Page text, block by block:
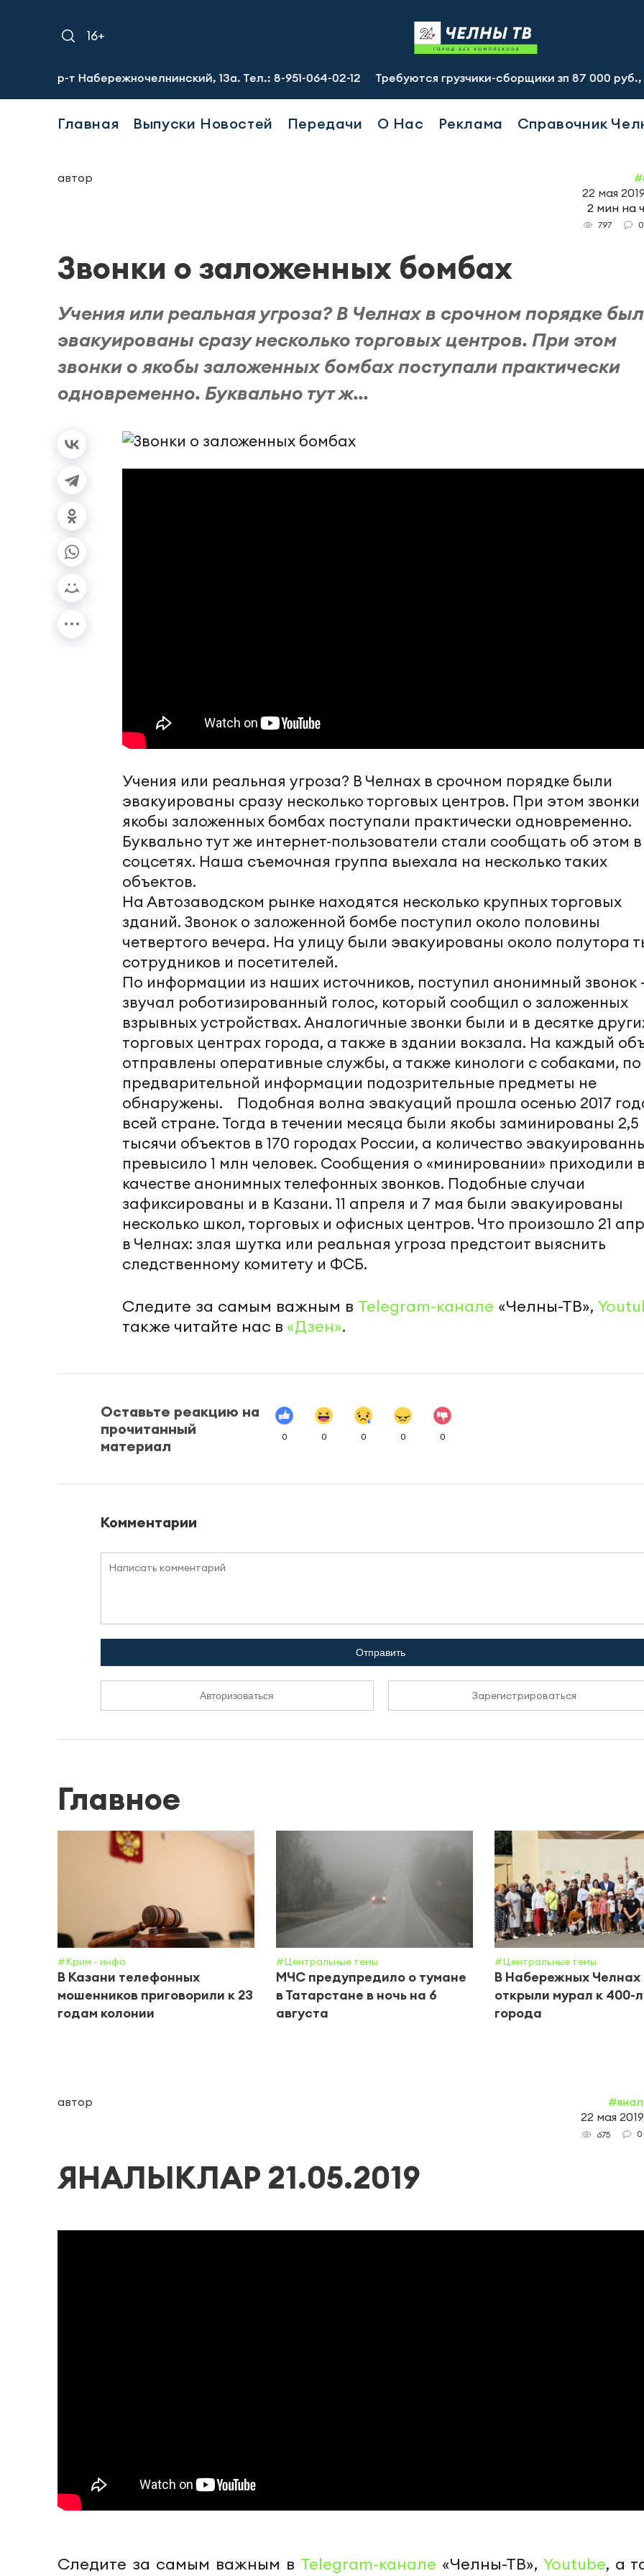
16+
т Набережночелнинский, 13а. Тел.: 8-951-064-02-12 Требуются грузчики-сборщики зп 87 000 руб.,
Главная Выпуски Новостей Передачи О Нас Реклама Справочник
автор
22 мая
2 мин на
797 0
Звонки о заложенных бомбах
Учения или реальная угроза? В Челнах в срочном порядке
эвакуированы сразу несколько торговых центров. При этом
звонки о якобы заложенных бомбах поступали практически
одновременно. Буквально тут ж...
Учения или реальная угроза? В Челнах в срочном порядке были
эвакуированы сразу несколько торговых центров. При этом звонки
якобы заложенных бомбах поступали практически одновременно.
Буквально тут же интернет-пользователи стали сообщать об этом в
соцсетях. Наша съемочная группа выехала на несколько таких
объектов.
На Автозаводском рынке находятся несколько крупных торговых
зданий. Звонок о заложенной бомбе поступил около половины
четвертого вечера. На улицу были эвакуированы около полутора
сотрудников и посетителей.
По информации из наших источников, поступил анонимный звонок -
звучал роботизированный голос, который сообщил о заложенных
взрывных устройствах. Аналогичные звонки были и в десятке
торговых центрах города, а также в здании вокзала. На каждый
отправлены оперативные службы, а также кинологи с собаками, по
предварительной информации подозрительные предметы не
обнаружены. Подобная волна эвакуаций прошла осенью 2017
всей стране. Тогда в течении месяца были якобы заминированы 2,5
тысячи объектов в 170 городах России, а количество
превысило 1 млн человек. Сообщения о «минировании» приходили в
качестве анонимных телефонных звонков. Подобные случаи
зафиксированы и в Казани. 11 апреля и 7 мая были эвакуированы
несколько школ, торговых и офисных центров. Что произошло 21
в Челнах: злая шутка или реальная угроза предстоит выяснить
следственному комитету и ФСБ.
Следите за самым важным в Telegram-канале «Челны-ТВ»,
также читайте нас в «Дзен».
Оставьте реакцию на
прочитанный
материал
0 0 0 0 0
Комментарии
Отправить
Авторизоваться Зарегистрироваться
Главное
#Крим - инфо
В Казани телефонных
мошенников приговорили к 23
годам колонии
#Центральные темы
МЧС предупредило о тумане
в Татарстане в ночь на 6
августа
#Центральные темы
В Набережных Челнах
открыли мурал к 400-
города
автор
22 мая
675 0
ЯНАЛЫКЛАР 21.05.2019
Следите за самым важным в Telegram-канале «Челны-ТВ», Youtube, а